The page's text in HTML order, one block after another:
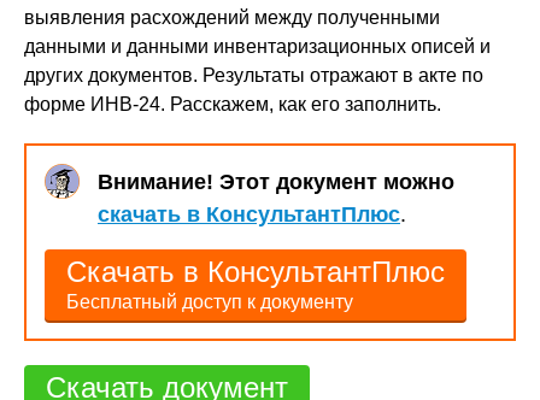
выявления расхождений между полученными
данными и данными инвентаризационных описей и
других документов. Результаты отражают в акте по
форме ИНВ-24. Расскажем, как его заполнить.
Внимание! Этот документ можно
скачать в КонсультантПлюс.
Скачать в КонсультантПлюс
Бесплатный доступ к документу
Скачать документ